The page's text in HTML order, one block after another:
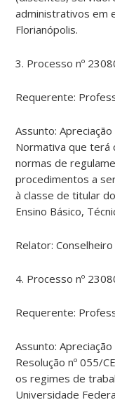
administrativos em
Florianópolis.
3. Processo nº
Requerente:
Assunto:
Normativa que terá
normas de
procedimentos a
à classe de titular
Ensino Básico,
Relator:
4. Processo nº
Requerente:
Assunto:
Resolução nº 055/
os regimes de
Universidade